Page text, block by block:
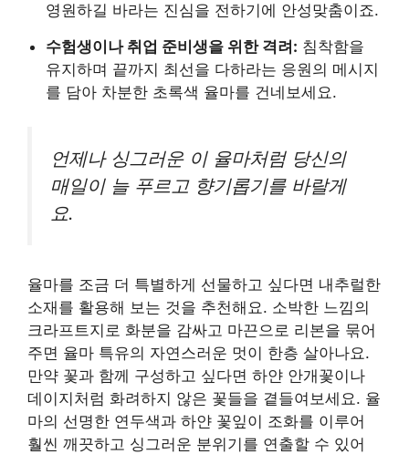
영원하길 바라는 진심을 전하기에 안성맞춤이죠.
수험생이나 취업 준비생을 위한 격려: 침착함을
유지하며 끝까지 최선을 다하라는 응원의 메시지
를 담아 차분한 초록색 율마를 건네보세요.
언제나 싱그러운 이 율마처럼 당신의
매일이 늘 푸르고 향기롭기를 바랄게
요.
율마를 조금 더 특별하게 선물하고 싶다면 내추럴한
소재를 활용해 보는 것을 추천해요. 소박한 느낌의
크라프트지로 화분을 감싸고 마끈으로 리본을 묶어
주면 율마 특유의 자연스러운 멋이 한층 살아나요.
만약 꽃과 함께 구성하고 싶다면 하얀 안개꽃이나
데이지처럼 화려하지 않은 꽃들을 곁들여보세요. 율
마의 선명한 연두색과 하얀 꽃잎이 조화를 이루어
훨씬 깨끗하고 싱그러운 분위기를 연출할 수 있어